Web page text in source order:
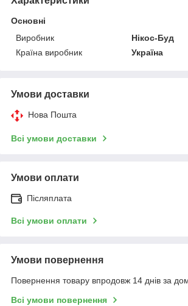
Основні
Виробник
Нікос-Буд
Країна виробник
Україна
Умови доставки
Нова Пошта
Всі умови доставки
Умови оплати
Післяплата
Всі умови оплати
Умови повернення
Повернення товару впродовж 14 днів за
Всі умови повернення